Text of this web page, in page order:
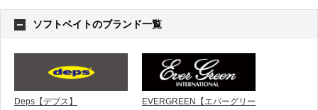
ソフトベイトのブランド一覧
Deps【デプス】
EVERGREEN【エバーグリー